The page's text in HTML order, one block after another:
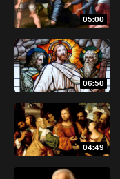
05:00
06:50
04:49